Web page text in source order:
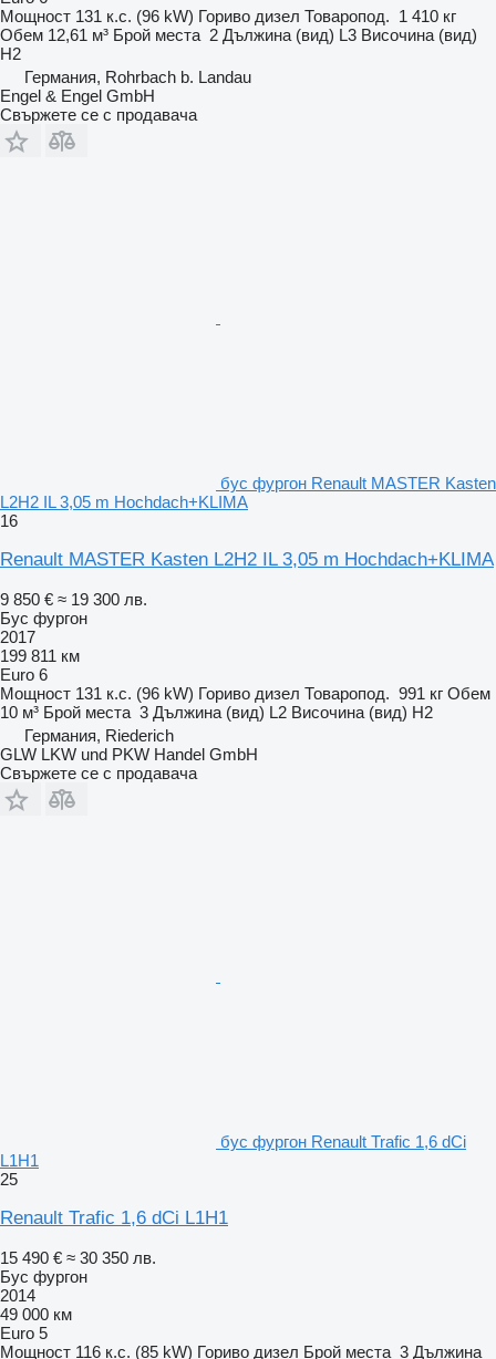
Мощност 131 к.с. (96 kW) Гориво дизел Товаропод. 1 410 кг
Обем 12,61 м³ Брой места 2 Дължина (вид) L3 Височина (вид)
H2
Германия, Rohrbach b. Landau
Engel & Engel GmbH
Свържете се с продавача
бус фургон Renault MASTER Kasten
L2H2 IL 3,05 m Hochdach+KLIMA
16
Renault MASTER Kasten L2H2 IL 3,05 m Hochdach+KLIMA
9 850 € ≈ 19 300 лв.
Бус фургон
2017
199 811 км
Euro 6
Мощност 131 к.с. (96 kW) Гориво дизел Товаропод. 991 кг Обем
10 м³ Брой места 3 Дължина (вид) L2 Височина (вид) H2
Германия, Riederich
GLW LKW und PKW Handel GmbH
Свържете се с продавача
бус фургон Renault Trafic 1,6 dCi
L1H1
25
Renault Trafic 1,6 dCi L1H1
15 490 € ≈ 30 350 лв.
Бус фургон
2014
49 000 км
Euro 5
Мощност 116 к.с. (85 kW) Гориво дизел Брой места 3 Дължина